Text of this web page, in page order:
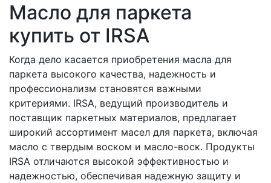
Масло для паркета
купить от IRSA
Когда дело касается приобретения масла для
паркета высокого качества, надежность и
профессионализм становятся важными
критериями. IRSA, ведущий производитель и
поставщик паркетных материалов, предлагает
широкий ассортимент масел для паркета, включая
масло с твердым воском и масло-воск. Продукты
IRSA отличаются высокой эффективностью и
надежностью, обеспечивая надежную защиту и